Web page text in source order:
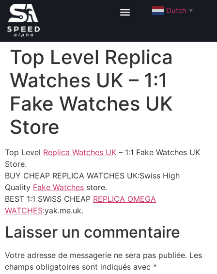
Dutch ▼
Top Level Replica
Watches UK – 1:1
Fake Watches UK
Store
Top Level Replica Watches UK – 1:1 Fake Watches UK
Store.
BUY CHEAP REPLICA WATCHES UK:Swiss High
Quality Fake Watches store.
BEST 1:1 SWISS CHEAP REPLICA OMEGA
WATCHES:yak.me.uk.
Laisser un commentaire
Votre adresse de messagerie ne sera pas publiée. Les
champs obligatoires sont indiqués avec *